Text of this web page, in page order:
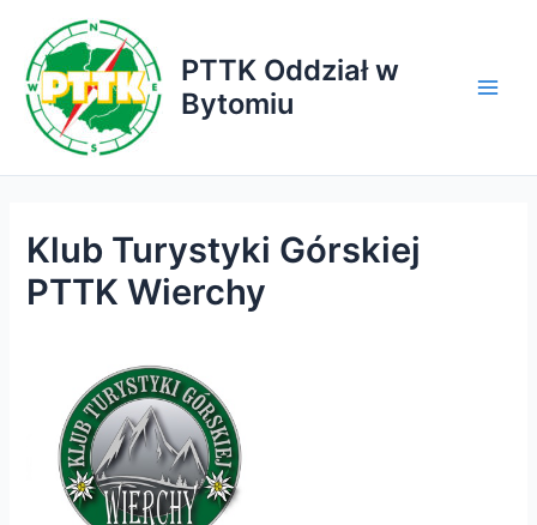
treści
PTTK Oddział w
Bytomiu
Klub Turystyki Górskiej
PTTK Wierchy